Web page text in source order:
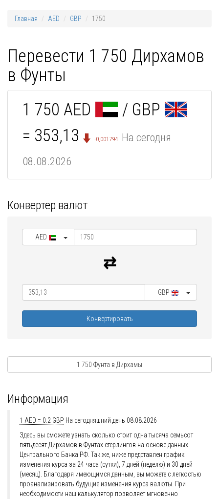
Главная AED GBP 1750
Перевести 1 750 Дирхамов
в Фунты
1 750 AED
/ GBP
= 353,13
-0,001794 На сегодня
08.08.2026
Конвертер валют
AED
GBP
Конвертировать
1 750 Фунта в Дирхамы
Информация
1 AED = 0.2 GBP На сегодняшний день 08.08.2026
Здесь вы сможете узнать сколько стоит одна тысяча семьсот
пятьдесят Дирхамов в Фунтах стерлингов на основе данных
Центрального Банка РФ. Так же, ниже представлен график
изменения курса за 24 часа (сутки), 7 дней (неделю) и 30 дней
(месяц). Благодаря имеющимся данным, вы можете с легкостью
проанализировать будущие изменения курса валюты. При
необходимости наш калькулятор позволяет мгновенно